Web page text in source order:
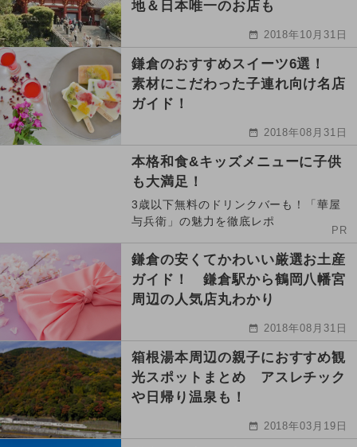
地＆日本唯一のお店も
2018年10月31日
鎌倉のおすすめスイーツ6選！
素材にこだわった子連れ向け名店
ガイド！
2018年08月31日
本格和食&キッズメニューに子供
も大満足！
3歳以下無料のドリンクバーも！「華屋
与兵衛」の魅力を徹底レポ
PR
鎌倉の安くてかわいい厳選お土産
ガイド！ 鎌倉駅から鶴岡八幡宮
周辺の人気店丸わかり
2018年08月31日
箱根湯本周辺の親子におすすめ観
光スポットまとめ アスレチック
や日帰り温泉も！
2018年03月19日